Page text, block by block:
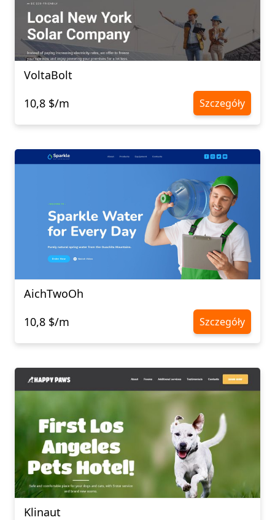
VoltaBolt
10,8 $/m
Szczegóły
AichTwoOh
10,8 $/m
Szczegóły
Klinaut